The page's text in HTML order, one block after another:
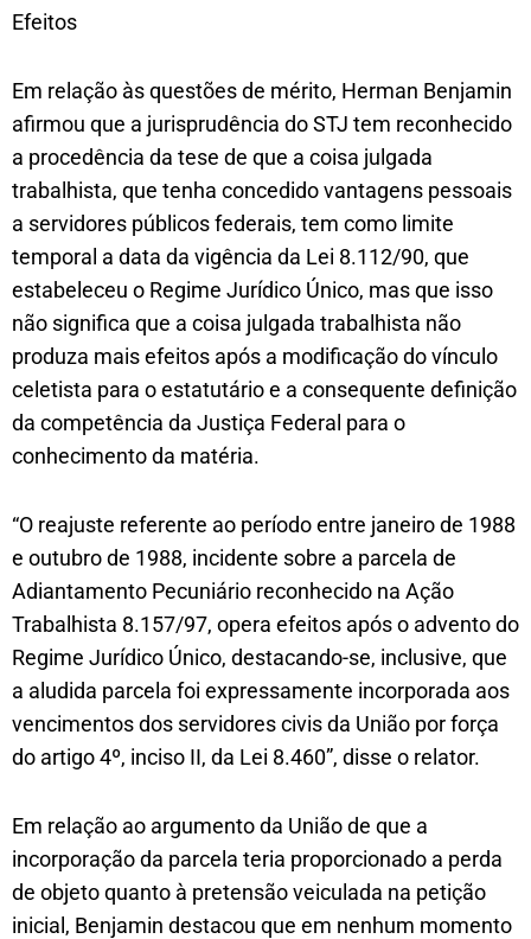
Efeitos
Em relação às questões de mérito, Herman Benjamin
afirmou que a jurisprudência do STJ tem reconhecido
a procedência da tese de que a coisa julgada
trabalhista, que tenha concedido vantagens pessoais
a servidores públicos federais, tem como limite
temporal a data da vigência da Lei 8.112/90, que
estabeleceu o Regime Jurídico Único, mas que isso
não significa que a coisa julgada trabalhista não
produza mais efeitos após a modificação do vínculo
celetista para o estatutário e a consequente definição
da competência da Justiça Federal para o
conhecimento da matéria.
“O reajuste referente ao período entre janeiro de 1988
e outubro de 1988, incidente sobre a parcela de
Adiantamento Pecuniário reconhecido na Ação
Trabalhista 8.157/97, opera efeitos após o advento do
Regime Jurídico Único, destacando-se, inclusive, que
a aludida parcela foi expressamente incorporada aos
vencimentos dos servidores civis da União por força
do artigo 4º, inciso II, da Lei 8.460”, disse o relator.
Em relação ao argumento da União de que a
incorporação da parcela teria proporcionado a perda
de objeto quanto à pretensão veiculada na petição
inicial, Benjamin destacou que em nenhum momento